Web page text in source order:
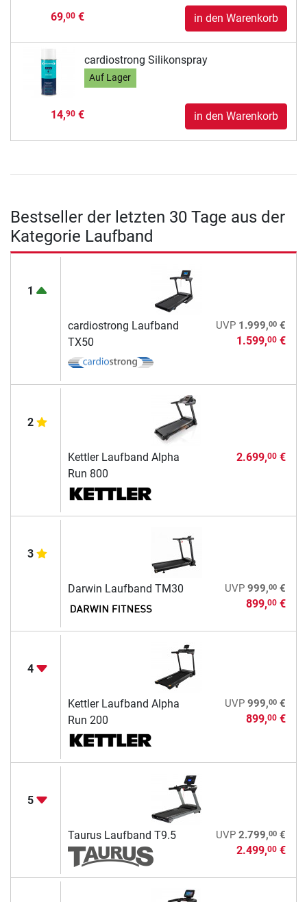
69,00€ in den Warenkorb
cardiostrong Silikonspray
Auf Lager
14,90€ in den Warenkorb
Bestseller der letzten 30 Tage aus der
Kategorie Laufband
1
cardiostrong Laufband
TX50
UVP 1.999,00€
1.599,00€
2
Kettler Laufband Alpha
Run 800
2.699,00€
3
Darwin Laufband TM30 UVP 999,00€
899,00€
4
Kettler Laufband Alpha
Run 200
UVP 999,00€
899,00€
5
Taurus Laufband T9.5 UVP 2.799,00€
2.499,00€